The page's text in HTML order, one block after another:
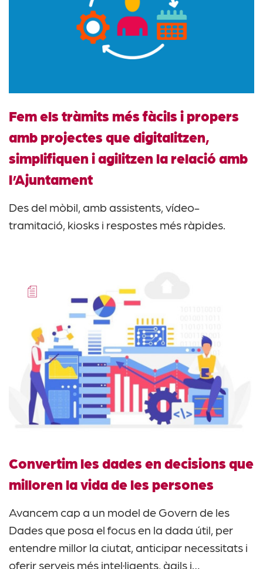
Fem els tràmits més fàcils i propers
amb projectes que digitalitzen,
simplifiquen i agilitzen la relació amb
l’Ajuntament
Des del mòbil, amb assistents, vídeo-
tramitació, kiosks i respostes més ràpides.
Convertim les dades en decisions que
milloren la vida de les persones
Avancem cap a un model de Govern de les
Dades que posa el focus en la dada útil, per
entendre millor la ciutat, anticipar necessitats i
oferir serveis més intel·ligents, àgils i…